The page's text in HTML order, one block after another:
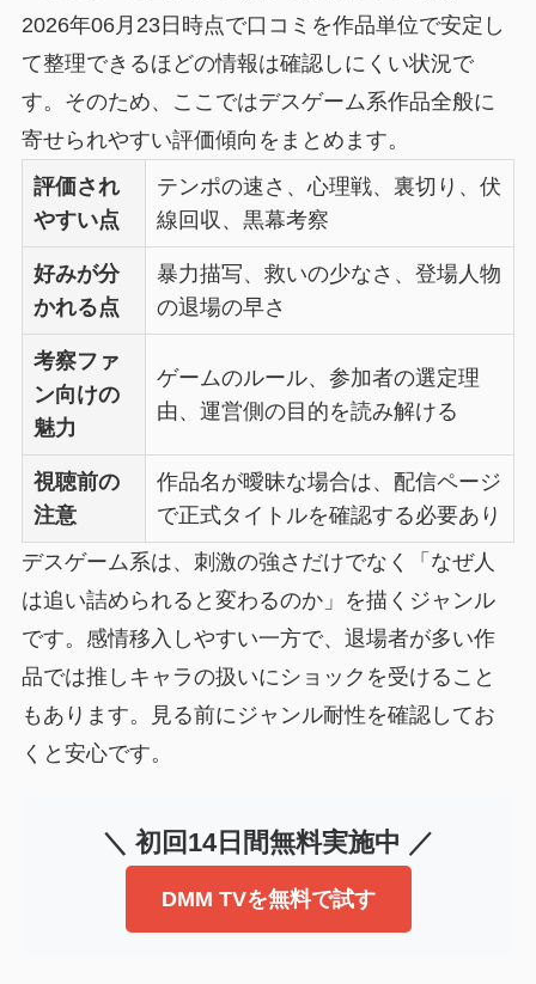
2026年06月23日時点で口コミを作品単位で安定し
て整理できるほどの情報は確認しにくい状況で
す。そのため、ここではデスゲーム系作品全般に
寄せられやすい評価傾向をまとめます。
評価され
やすい点
テンポの速さ、心理戦、裏切り、伏
線回収、黒幕考察
好みが分
かれる点
暴力描写、救いの少なさ、登場人物
の退場の早さ
考察ファ
ン向けの
魅力
ゲームのルール、参加者の選定理
由、運営側の目的を読み解ける
視聴前の
注意
作品名が曖昧な場合は、配信ページ
で正式タイトルを確認する必要あり
デスゲーム系は、刺激の強さだけでなく「なぜ人
は追い詰められると変わるのか」を描くジャンル
です。感情移入しやすい一方で、退場者が多い作
品では推しキャラの扱いにショックを受けること
もあります。見る前にジャンル耐性を確認してお
くと安心です。
＼ 初回14日間無料実施中 ／
DMM TVを無料で試す